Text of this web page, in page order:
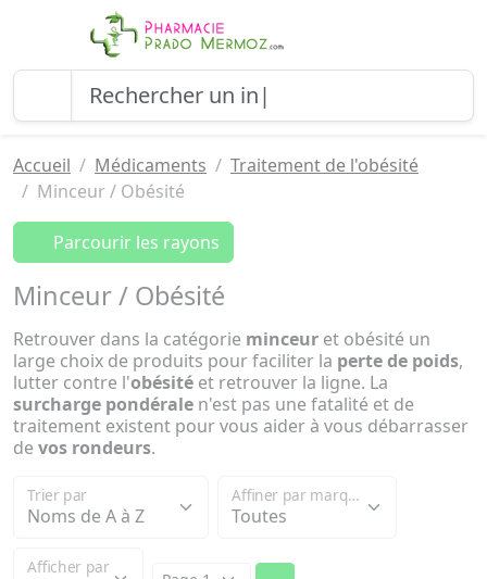
Accueil Médicaments
Traitement de l'obésité
Minceur / Obésité
Parcourir les rayons
Minceur / Obésité
Retrouver dans la catégorie minceur et obésité un
large choix de produits pour faciliter la perte de poids,
lutter contre l'obésité et retrouver la ligne. La
surcharge pondérale n'est pas une fatalité et de
traitement existent pour vous aider à vous débarrasser
de vos rondeurs.
Trier par Affiner par marque
Afficher par